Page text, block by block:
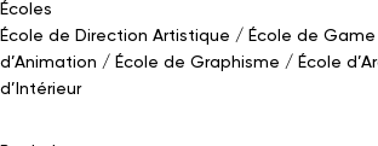
Écoles
École de Direction Artistique
École de Game
d’Animation
École de Graphisme
École
d’Intérieur